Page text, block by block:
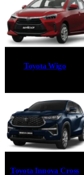
Toyota Wigo
Toyota Innova Cross